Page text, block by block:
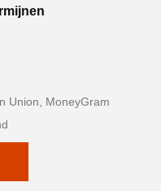
Union, MoneyGram